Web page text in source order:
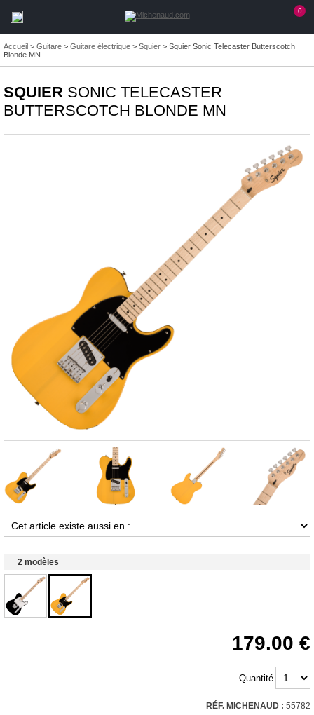
0
Accueil > Guitare > Guitare électrique > Squier > Squier Sonic Telecaster Butterscotch
Blonde MN
SQUIER SONIC TELECASTER
BUTTERSCOTCH BLONDE MN
2 modèles
179.00
Quantité
RÉF. MICHENAUD : 55782